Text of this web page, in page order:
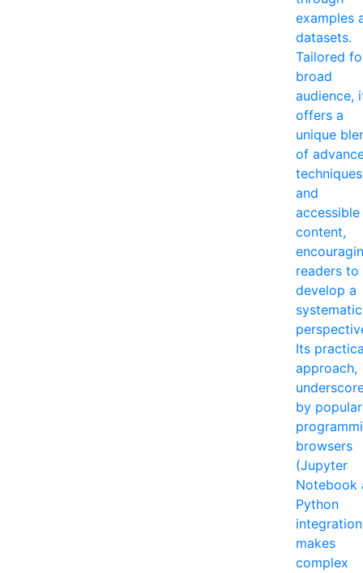
examples
datasets.
Tailored
broad
audience,
offers a
unique
of
techniques
and
accessible
content,
readers to
develop a
systematic
Its
approach,
by popular
browsers
(Jupyter
Notebook
Python
makes
complex